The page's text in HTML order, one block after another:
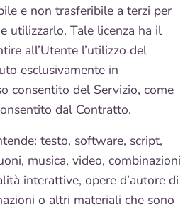
e non trasferibile a terzi per
utilizzarlo. Tale licenza ha il
all’Utente l’utilizzo del
esclusivamente in
consentito del Servizio, come
dal Contratto.
testo, software, script,
musica, video, combinazioni
interattive, opere d’autore di
o altri materiali che sono